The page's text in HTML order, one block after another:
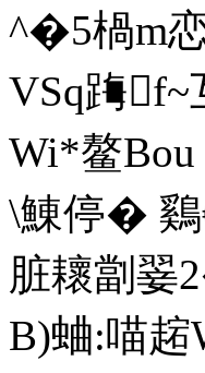
^�5楇m
VSq踇
Wi*鳌
\鯟停�
脏耲劏翣
B)蛐:喵